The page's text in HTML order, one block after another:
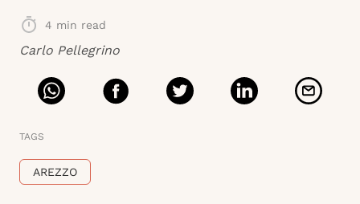
4 min read
Carlo Pellegrino
TAGS
AREZZO